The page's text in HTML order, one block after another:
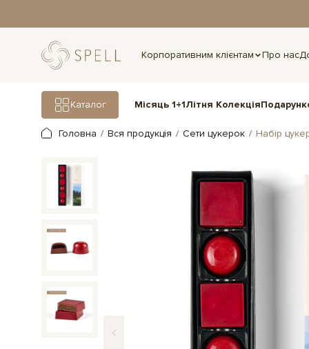
Корпоративним клієнтам Про нас
Каталог Місяць 1+1Літня Колекція
Головна Вся продукція Сети цукерок Набір